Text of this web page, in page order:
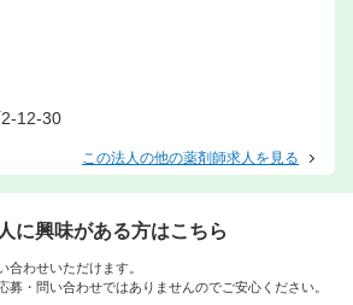
12-30
この法人の他の薬剤師求人を見る
に興味がある方はこちら
合わせいただけます。
募・問い合わせではありませんのでご安心ください。